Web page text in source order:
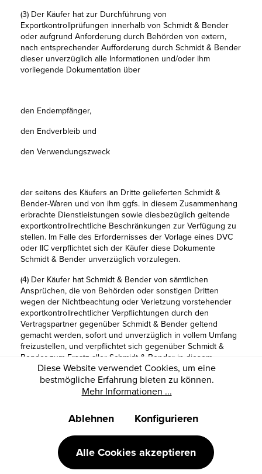
(3) Der Käufer hat zur Durchführung von
Exportkontrollprüfungen innerhalb von Schmidt & Bender
oder aufgrund Anforderung durch Behörden von extern,
nach entsprechender Aufforderung durch Schmidt & Bender
dieser unverzüglich alle Informationen und/oder ihm
vorliegende Dokumentation über
den Endempfänger,
den Endverbleib und
den Verwendungszweck
der seitens des Käufers an Dritte gelieferten Schmidt &
Bender-Waren und von ihm ggfs. in diesem Zusammenhang
erbrachte Dienstleistungen sowie diesbezüglich geltende
exportkontrollrechtliche Beschränkungen zur Verfügung zu
stellen. Im Falle des Erfordernisses der Vorlage eines DVC
oder IIC verpflichtet sich der Käufer diese Dokumente
Schmidt & Bender unverzüglich vorzulegen.
(4) Der Käufer hat Schmidt & Bender von sämtlichen
Ansprüchen, die von Behörden oder sonstigen Dritten
wegen der Nichtbeachtung oder Verletzung vorstehender
exportkontrollrechtlicher Verpflichtungen durch den
Vertragspartner gegenüber Schmidt & Bender geltend
gemacht werden, sofort und unverzüglich in vollem Umfang
freizustellen, und verpflichtet sich gegenüber Schmidt &
Bender zum Ersatz aller Schmidt & Bender in diesem
Zusammenhang entstehenden Schäden und Aufwendungen
(Rechtsanwaltskosten, etc.) zu ersetzen. Schmidt & Bender
ist berechtigt, Anzahlungen zu verlangen.
§ 11. BESONDERE
Diese Website verwendet Cookies, um eine
bestmögliche Erfahrung bieten zu können.
Mehr Informationen ...
Ablehnen Konfigurieren
Alle Cookies akzeptieren